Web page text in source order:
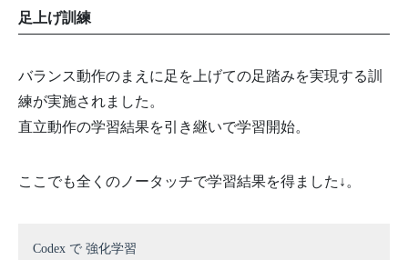
足上げ訓練
バランス動作のまえに足を上げての足踏みを実現する訓
練が実施されました。
直立動作の学習結果を引き継いで学習開始。
ここでも全くのノータッチで学習結果を得ました↓。
Codex で 強化学習